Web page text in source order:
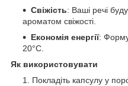
Свіжість: Ваші речі
ароматом свіжості.
Економія енергії:
20°C.
Як використовувати
Покладіть капсулу у